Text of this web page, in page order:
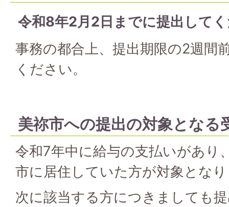
令和8年2月2日までに提出して
事務の都合上、提出期限の2週間
ください。
美祢市への提出の対象となる
令和7年中に給与の支払いがあり
市に居住していた方が対象とな
次に該当する方につきましても